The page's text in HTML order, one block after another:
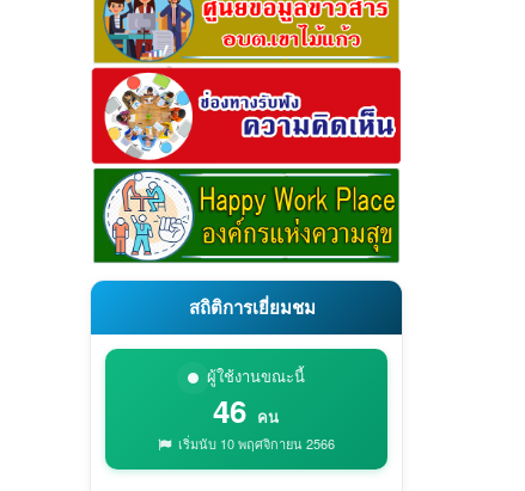
สถิติการเยี่ยมชม
ผู้ใช้งานขณะนี้
46 คน
เริ่มนับ 10 พฤศจิกายน 2566